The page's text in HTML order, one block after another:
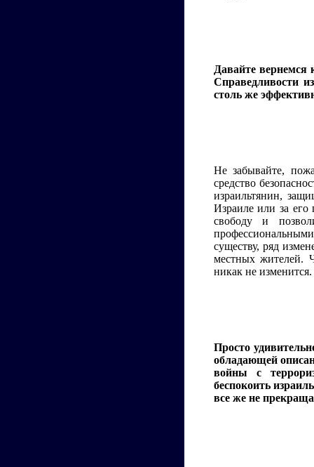
Давайте
Справедливости
столь же
Не забывайте,
средство
израильтянин,
Израиле или за его
свободу и
существу, ряд
местных жителей.
никак не изменится.
Просто
обладающей
войны с
беспокоить
все же не